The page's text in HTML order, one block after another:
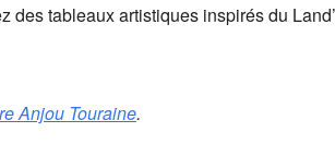
des tableaux artistiques inspirés du
Anjou Touraine.